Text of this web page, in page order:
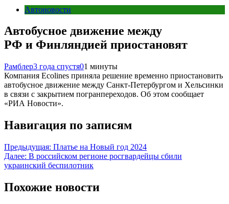
Автоновости
Автобусное движение между
РФ и Финляндией приостановят
Рамблер3 года спустя01 минуты
Компания Ecolines приняла решение временно приостановить
автобусное движение между Санкт-Петербургом и Хельсинки
в связи с закрытием погранпереходов. Об этом сообщает
«РИА Новости».
Навигация по записям
Предыдущая: Платье на Новый год 2024
Далее: В российском регионе росгвардейцы сбили
украинский беспилотник
Похожие новости